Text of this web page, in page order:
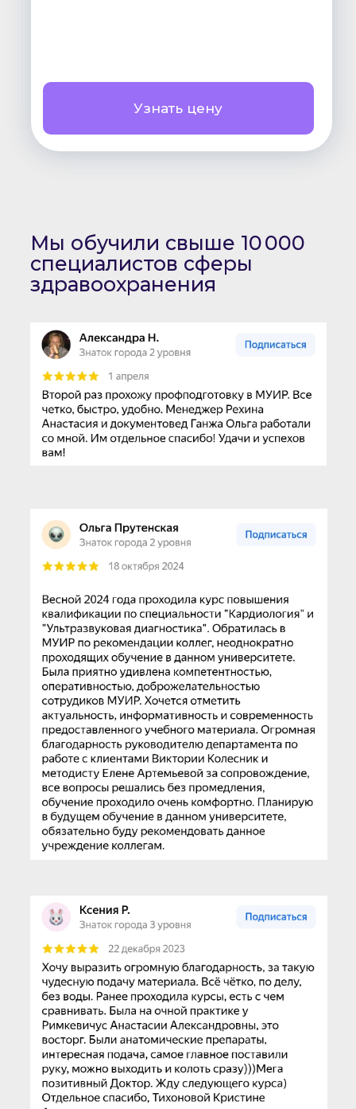
Узнать цену
Мы обучили свыше 10 000
специалистов сферы
здравоохранения